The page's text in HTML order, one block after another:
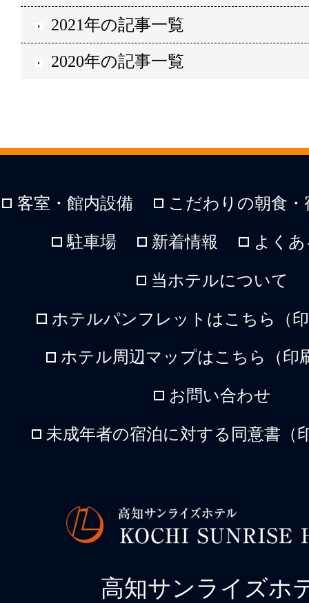
2021年の記事一覧
2020年の記事一覧
客室・館内設備 こだわりの朝食
駐車場 新着情報 よく
当ホテルについて
ホテルパンフレットはこちら（
ホテル周辺マップはこちら（印
お問い合わせ
未成年者の宿泊に対する同意書（
高知サンライズホ